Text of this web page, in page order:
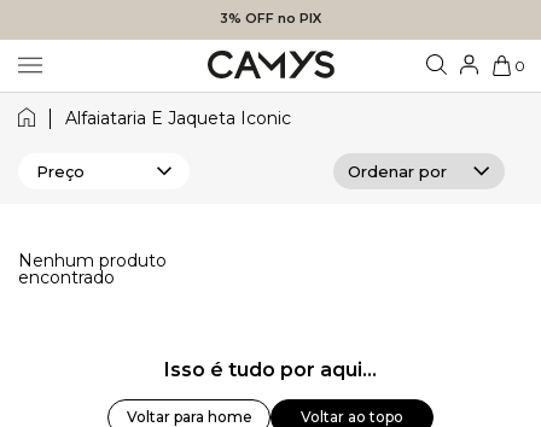
3% OFF no PIX
0
Alfaiataria E Jaqueta Iconic
Preço
Nenhum produto
encontrado
Isso é tudo por aqui...
Voltar para home Voltar ao topo